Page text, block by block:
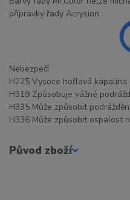
přípravky řady Acrysion.
Nebezpečí
H225 Vysoce hořlavá kapalina
H319 Způsobuje vážné
H335 Může způsobit
H336 Může způsobit ospalost
Původ zboží